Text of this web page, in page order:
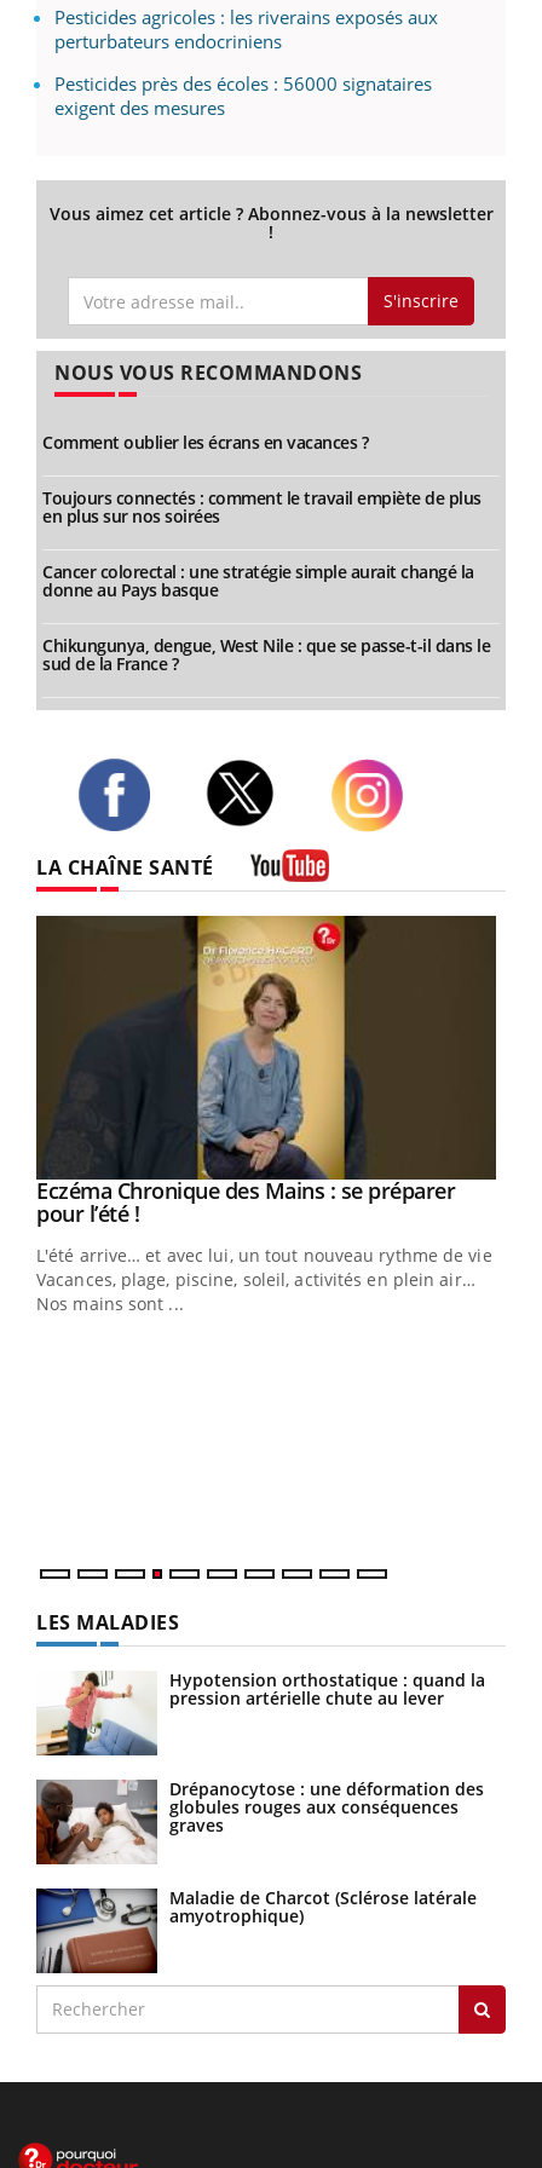
Pesticides agricoles : les riverains exposés aux
perturbateurs endocriniens
Pesticides près des écoles : 56000 signataires
exigent des mesures
Vous aimez cet article ? Abonnez-vous à la newsletter
!
S'inscrire
NOUS VOUS RECOMMANDONS
Comment oublier les écrans en vacances ?
Toujours connectés : comment le travail empiète de plus
en plus sur nos soirées
Cancer colorectal : une stratégie simple aurait changé la
donne au Pays basque
Chikungunya, dengue, West Nile : que se passe-t-il dans le
sud de la France ?
LA CHAÎNE SANTÉ
Youtube
Eczéma Chronique des Mains : se préparer
pour l’été !Youtube
L'été arrive… et avec lui, un tout nouveau rythme de vie !
Vacances, plage, piscine, soleil, activités en plein air…
Nos mains sont ...
LES MALADIES
Hypotension orthostatique : quand la
pression artérielle chute au lever
Drépanocytose : une déformation des
globules rouges aux conséquences
graves
Maladie de Charcot (Sclérose latérale
amyotrophique)